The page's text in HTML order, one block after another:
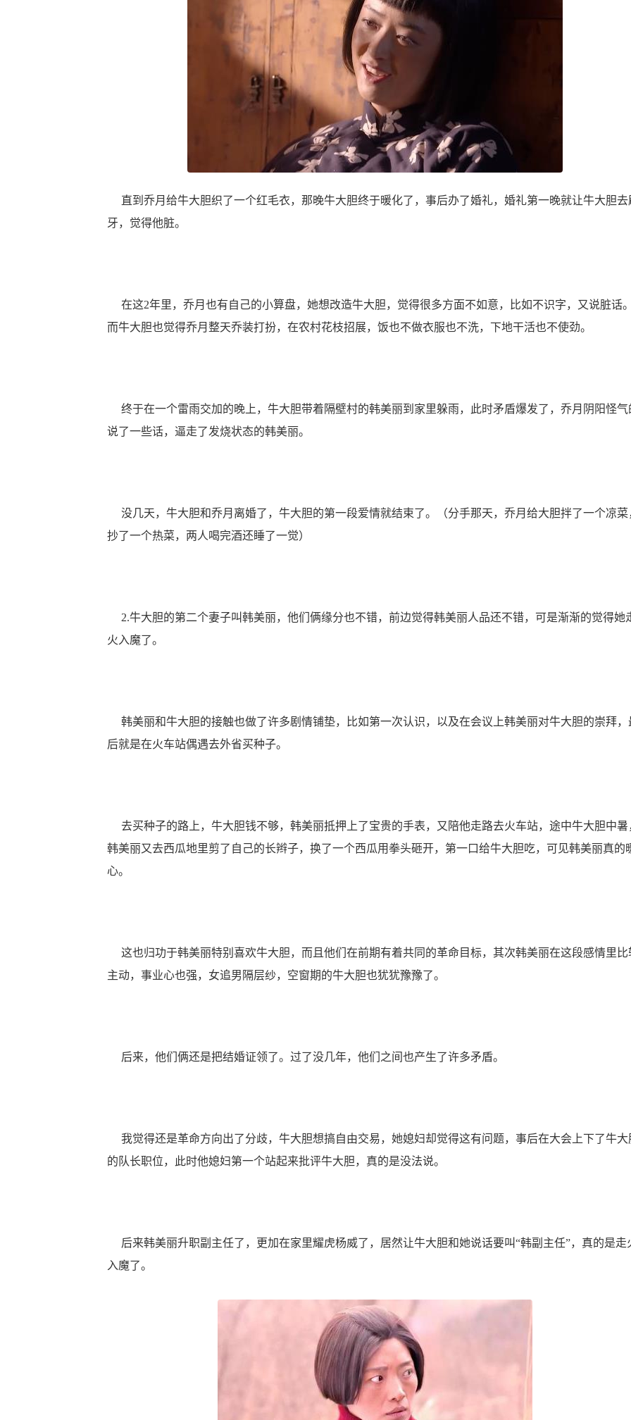
直到乔月给牛大胆织了一个红毛衣，那晚牛大胆终于暖化了，事后办了婚礼，婚礼第一晚就让牛大胆去
牙，觉得他脏。
在这2年里，乔月也有自己的小算盘，她想改造牛大胆，觉得很多方面不如意，比如不识字，又说脏话
而牛大胆也觉得乔月整天乔装打扮，在农村花枝招展，饭也不做衣服也不洗，下地干活也不使劲。
终于在一个雷雨交加的晚上，牛大胆带着隔壁村的韩美丽到家里躲雨，此时矛盾爆发了，乔月阴阳怪气
说了一些话，逼走了发烧状态的韩美丽。
没几天，牛大胆和乔月离婚了，牛大胆的第一段爱情就结束了。（分手那天，乔月给大胆拌了一个凉菜
抄了一个热菜，两人喝完酒还睡了一觉）
2.牛大胆的第二个妻子叫韩美丽，他们俩缘分也不错，前边觉得韩美丽人品还不错，可是渐渐的觉得她
火入魔了。
韩美丽和牛大胆的接触也做了许多剧情铺垫，比如第一次认识，以及在会议上韩美丽对牛大胆的崇拜，
后就是在火车站偶遇去外省买种子。
去买种子的路上，牛大胆钱不够，韩美丽抵押上了宝贵的手表，又陪他走路去火车站，途中牛大胆中暑
韩美丽又去西瓜地里剪了自己的长辫子，换了一个西瓜用拳头砸开，第一口给牛大胆吃，可见韩美丽真的
心。
这也归功于韩美丽特别喜欢牛大胆，而且他们在前期有着共同的革命目标，其次韩美丽在这段感情里比
主动，事业心也强，女追男隔层纱，空窗期的牛大胆也犹犹豫豫了。
后来，他们俩还是把结婚证领了。过了没几年，他们之间也产生了许多矛盾。
我觉得还是革命方向出了分歧，牛大胆想搞自由交易，她媳妇却觉得这有问题，事后在大会上下了牛大
的队长职位，此时他媳妇第一个站起来批评牛大胆，真的是没法说。
后来韩美丽升职副主任了，更加在家里耀虎杨威了，居然让牛大胆和她说话要叫“韩副主任”，真的是走
入魔了。